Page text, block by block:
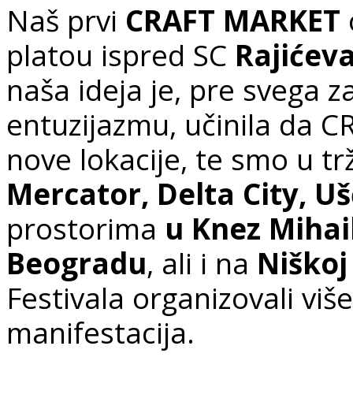
Naš prvi CRAFT MARKET
platou ispred SC
naša ideja je, pre svega
entuzijazmu, učinila da
nove lokacije, te smo u
Mercator, Delta City,
prostorima u Knez
Beogradu, ali i na
Festivala organizovali
manifestacija.